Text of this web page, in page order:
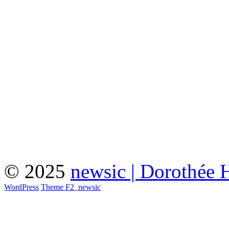
© 2025 newsic | Dorothée
WordPress Theme F2 newsic